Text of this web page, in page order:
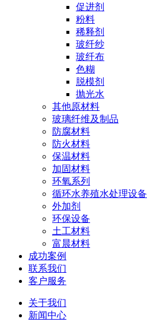
促进剂
粉料
稀释剂
玻纤纱
玻纤布
色糊
脱模剂
抛光水
其他原材料
玻璃纤维及制品
防腐材料
防火材料
保温材料
加固材料
环氧系列
循环水养殖水处理设备
外加剂
环保设备
土工材料
富晨材料
成功案例
联系我们
客户服务
关于我们
新闻中心